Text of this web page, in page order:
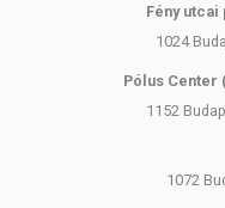
Fény
1024
Pólus Center
1152
1072